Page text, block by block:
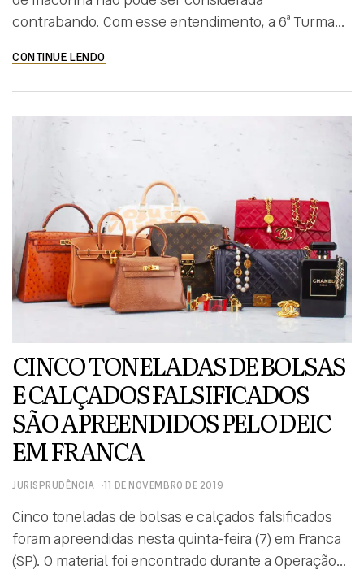
contrabando. Com esse entendimento, a 6ª Turma
Ministério Público Federal para afastar o princípio da
insignificância. O julgamento desta terça-feira (12/11)
Schietti Cruz, que considerou que há […]
CONTINUE LENDO
CINCO TONELADAS DE BOLSAS
E CALÇADOS FALSIFICADOS
SÃO APREENDIDOS PELO DEIC
EM FRANCA
JURISPRUDÊNCIA 11 DE NOVEMBRO DE 2019
Cinco toneladas de bolsas e calçados falsificados
foram apreendidas nesta quinta-feira (7) em Franca
(SP). O material foi encontrado durante a Operação